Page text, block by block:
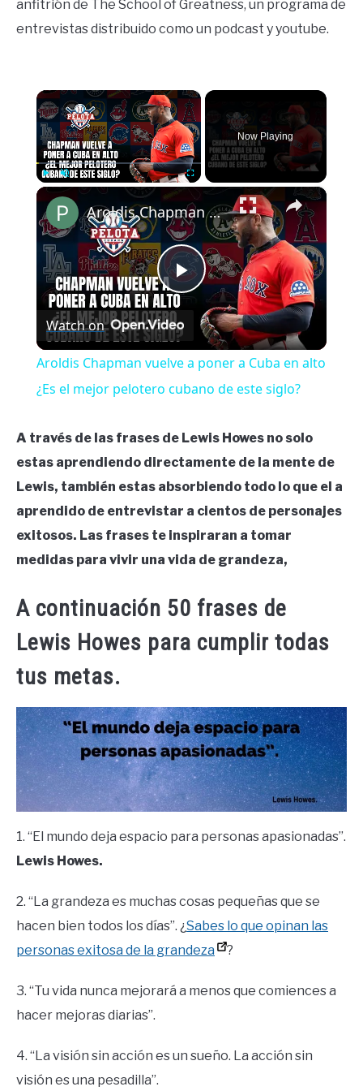
anfitrión de The School of Greatness, un programa de
entrevistas distribuido como un podcast y youtube.
×
Now Playing
×
Play
Video
Aroldis Chapman vuelve a poner a Cuba en alto ¿Es el mejor pelotero cubano de este siglo?
Watch on
Aroldis Chapman vuelve a poner a Cuba en alto
¿Es el mejor pelotero cubano de este siglo?
A través de las frases de Lewis Howes no solo
estas aprendiendo directamente de la mente de
Lewis, también estas absorbiendo todo lo que el a
aprendido de entrevistar a cientos de personajes
exitosos. Las frases te inspiraran a tomar
medidas para vivir una vida de grandeza,
A continuación 50 frases de
Lewis Howes para cumplir todas
tus metas.
1. “El mundo deja espacio para personas apasionadas”.
Lewis Howes.
2. “La grandeza es muchas cosas pequeñas que se
hacen bien todos los días”. ¿Sabes lo que opinan las
personas exitosa de la grandeza
?
3. “Tu vida nunca mejorará a menos que comiences a
hacer mejoras diarias”.
4. “La visión sin acción es un sueño. La acción sin
visión es una pesadilla”.